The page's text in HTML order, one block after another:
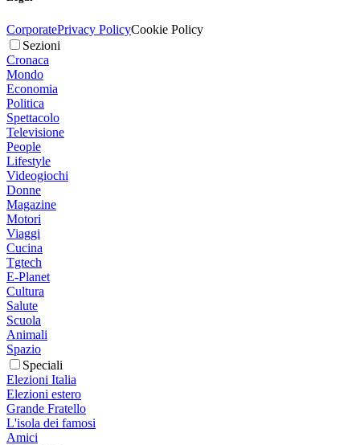
CorporatePrivacy PolicyCookie Policy
Sezioni
Cronaca
Mondo
Economia
Politica
Spettacolo
Televisione
People
Lifestyle
Videogiochi
Donne
Magazine
Motori
Viaggi
Cucina
Tgtech
E-Planet
Cultura
Salute
Scuola
Animali
Spazio
Speciali
Elezioni Italia
Elezioni estero
Grande Fratello
L'isola dei famosi
Amici